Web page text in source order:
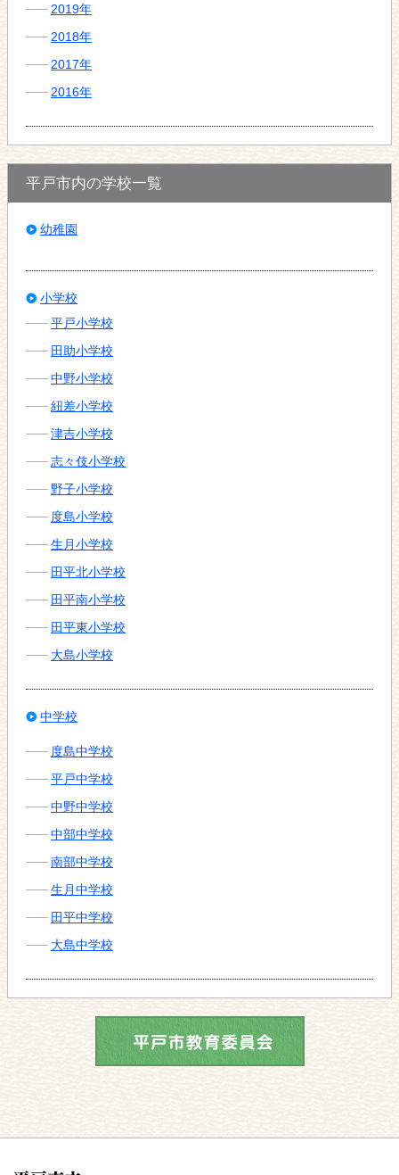
2019年
2018年
2017年
2016年
平戸市内の学校一覧
幼稚園
小学校
平戸小学校
田助小学校
中野小学校
紐差小学校
津吉小学校
志々伎小学校
野子小学校
度島小学校
生月小学校
田平北小学校
田平南小学校
田平東小学校
大島小学校
中学校
度島中学校
平戸中学校
中野中学校
中部中学校
南部中学校
生月中学校
田平中学校
大島中学校